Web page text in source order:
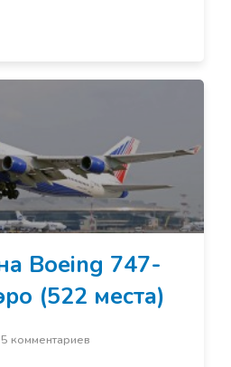
Boeing 747-
(522 места)
комментариев